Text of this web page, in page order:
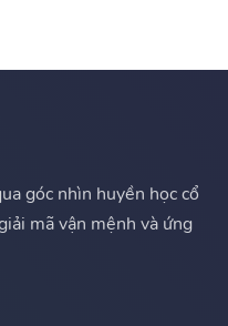
góc nhìn huyền học cổ
mã vận mệnh và ứng